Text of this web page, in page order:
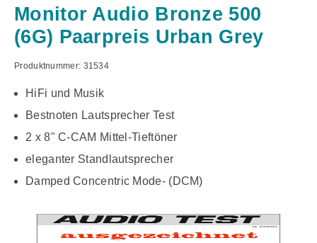
Monitor Audio Bronze 500
(6G) Paarpreis Urban Grey
Produktnummer: 31534
HiFi und Musik
Bestnoten Lautsprecher Test
2 x 8" C-CAM Mittel-Tieftöner
eleganter Standlautsprecher
Damped Concentric Mode- (DCM)